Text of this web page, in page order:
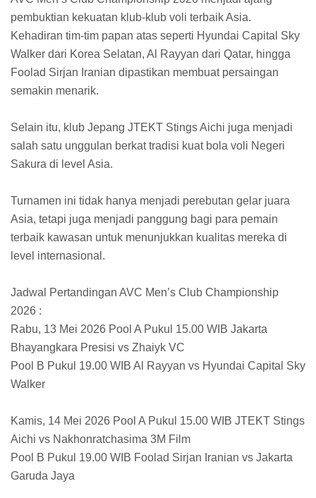
pembuktian kekuatan klub-klub voli terbaik Asia.
Kehadiran tim-tim papan atas seperti Hyundai Capital Sky
Walker dari Korea Selatan, Al Rayyan dari Qatar, hingga
Foolad Sirjan Iranian dipastikan membuat persaingan
semakin menarik.
Selain itu, klub Jepang JTEKT Stings Aichi juga menjadi
salah satu unggulan berkat tradisi kuat bola voli Negeri
Sakura di level Asia.
Turnamen ini tidak hanya menjadi perebutan gelar juara
Asia, tetapi juga menjadi panggung bagi para pemain
terbaik kawasan untuk menunjukkan kualitas mereka di
level internasional.
Jadwal Pertandingan AVC Men’s Club Championship
2026 :
Rabu, 13 Mei 2026 Pool A Pukul 15.00 WIB Jakarta
Bhayangkara Presisi vs Zhaiyk VC
Pool B Pukul 19.00 WIB Al Rayyan vs Hyundai Capital Sky
Walker
Kamis, 14 Mei 2026 Pool A Pukul 15.00 WIB JTEKT Stings
Aichi vs Nakhonratchasima 3M Film
Pool B Pukul 19.00 WIB Foolad Sirjan Iranian vs Jakarta
Garuda Jaya